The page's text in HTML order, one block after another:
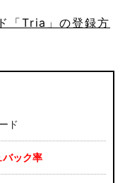
「Tria」の登録方
ド
バック率